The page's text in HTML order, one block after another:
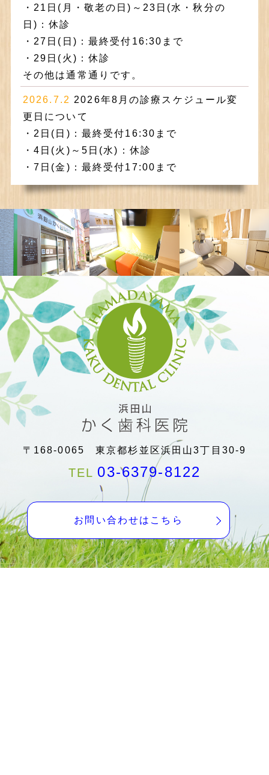
・21日(月・敬老の日)～23日(水・秋分の
日)：休診
・27日(日)：最終受付16:30まで
・29日(火)：休診
その他は通常通りです。
2026.7.2 2026年8月の診療スケジュール変
更日について
・2日(日)：最終受付16:30まで
・4日(火)～5日(水)：休診
・7日(金)：最終受付17:00まで
・9日(日)：最終受付16:30まで
・13日(木)：午前12:00まで/午後16:30〜
・16日(日)：最終受付16:30まで
・18日(火)～19日(水)：休診
・23日(日)：最終受付16:30まで
・25日(火)：休診
・30日(日)～31日(月)：休診
その他は通常通りです。
2026.6.8 2026年7月の診療スケジュール変
更日について
・1日(水)：休診
・5日(日)：最終受付16:30まで
・7日(火)：休診
・12日(日)：最終受付16:30まで
・14日(火)：休診
・19日(日)：最終受付16:30まで
・20日(月・海の日)～22日(水)：休診
・26日(日)：最終受付16:30まで
・28日(火)：休診
その他は通常通りです。
2026.5.82026年6月の診療スケジュール変
更日について
〒168-0065 東京都杉並区浜田山3丁目30-9
TEL 03-6379-8122
お問い合わせはこちら